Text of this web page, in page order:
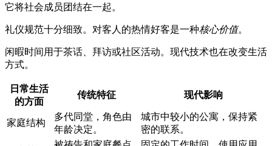
它将社会成员团结在一起。
礼仪规范十分细致。对客人的热情好客是一种核心价值。
闲暇时间用于茶话、拜访或社区活动。现代技术也在改变生活
方式。
日常生活
的方面
传统特征 现代影响
家庭结构
多代同堂，角色由
年龄决定。
城市中较小的公寓，保持紧
密的联系。